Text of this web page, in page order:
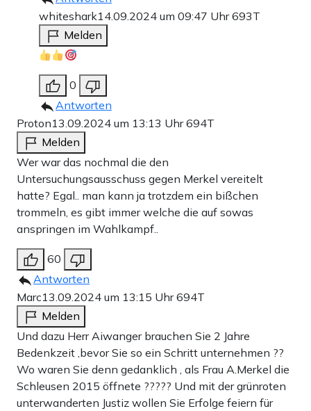
whiteshark14.09.2024 um 09:47 Uhr693T
Melden
0
Antworten
Proton13.09.2024 um 13:13 Uhr694T
Melden
Wer war das nochmal die den
Untersuchungsausschuss gegen Merkel vereitelt
hatte? Egal.. man kann ja trotzdem ein bißchen
trommeln, es gibt immer welche die auf sowas
anspringen im Wahlkampf..
60
Antworten
Marc13.09.2024 um 13:15 Uhr694T
Melden
Und dazu Herr Aiwanger brauchen Sie 2 Jahre
Bedenkzeit ,bevor Sie so ein Schritt unternehmen ??
Wo waren Sie denn gedanklich , als Frau A.Merkel die
Schleusen 2015 öffnete ????? Und mit der grünroten
unterwanderten Justiz wollen Sie Erfolge feiern für